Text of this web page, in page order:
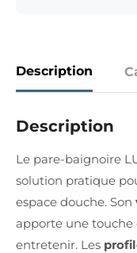
Description
Description
Le pare-baignoire
solution pratique
espace douche. Son
apporte une
entretenir. Les